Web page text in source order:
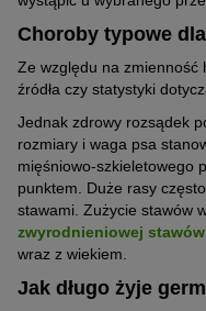
Choroby typowe
Ze względu na zmienność
źródła czy statystyki
Jednak zdrowy rozsądek
rozmiary i waga psa
mięśniowo-szkieletowego
punktem. Duże rasy
stawami. Zużycie stawów
zwyrodnieniowej stawów
wraz z wiekiem.
Jak długo żyje